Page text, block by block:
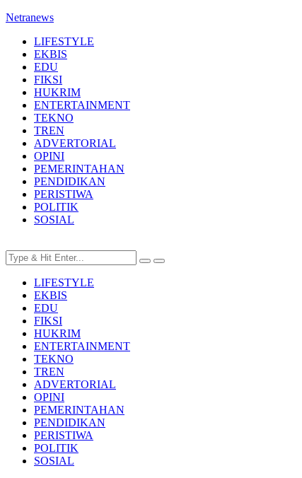
Netranews
LIFESTYLE
EKBIS
EDU
FIKSI
HUKRIM
ENTERTAINMENT
TEKNO
TREN
ADVERTORIAL
OPINI
PEMERINTAHAN
PENDIDIKAN
PERISTIWA
POLITIK
SOSIAL
LIFESTYLE
EKBIS
EDU
FIKSI
HUKRIM
ENTERTAINMENT
TEKNO
TREN
ADVERTORIAL
OPINI
PEMERINTAHAN
PENDIDIKAN
PERISTIWA
POLITIK
SOSIAL